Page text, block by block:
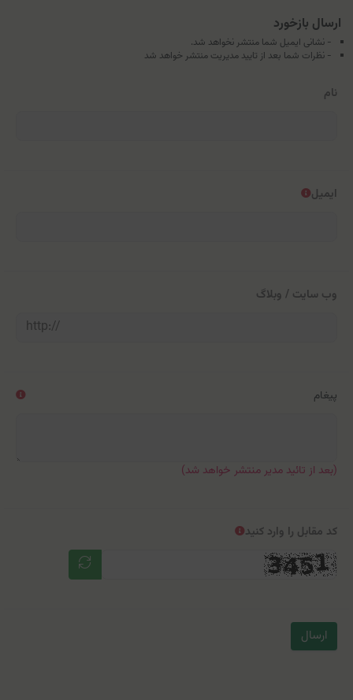
ارسال بازخورد
- نشانی ایمیل شما منتشر نخواهد شد.
- نظرات شما بعد از تایید مدیریت منتشر خواهد شد
نام
ایمیل
وب سایت / وبلاگ
پیغام
(بعد از تائید مدیر منتشر خواهد شد)
کد مقابل را وارد کنید
ارسال